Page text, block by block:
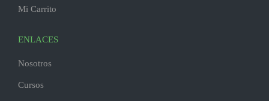
Mi Carrito
ENLACES
Nosotros
Cursos